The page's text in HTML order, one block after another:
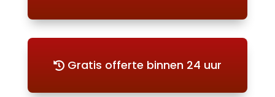
Gratis offerte binnen 24 uur